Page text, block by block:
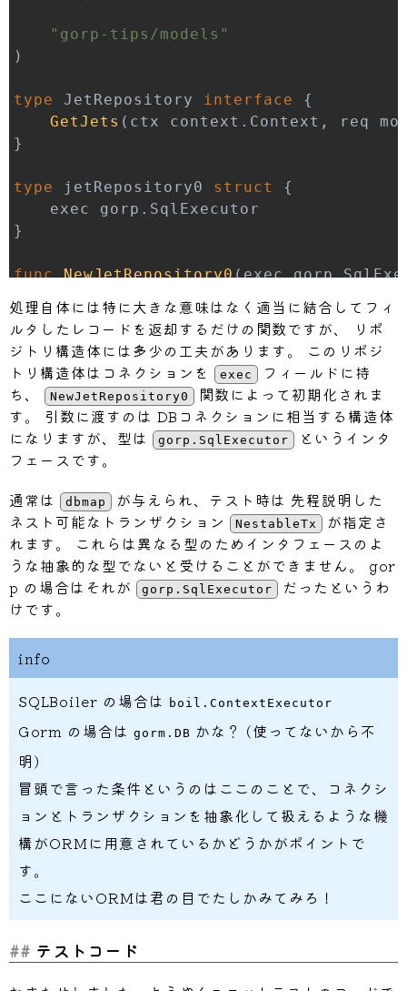
"gorp-tips/models"
)
type JetRepository interface
{
GetJets ( ctx context . Context ,
req
}
type jetRepository0 struct
{
	exec gorp
.
}
func NewJetRepository0(exec gorp.
		exec
: exec,
}
}
func (r *jetRepository0 ) GetJets(ctx
	query
:= "SELECT jets.name AS
	query
+= "FROM jets "
	query
	query
+= "LEFT JOIN
	query
+=
"LEFT JOIN languages ON
	conds
variables := makeCondition
if conds != ""
{
		query
+= "WHERE " +
}
if
_, err := r. exec.Select (&
		log
. Error(err)
return results , nil
}
func
	context
:= map[ string ] interface
if req. Age
処理自体には特に大きな意味はなく適当に結合してフィ
ルタしたレコードを返却するだけの関数ですが、 リポ
ジトリ構造体には多少の工夫があります。 このリポジ
トリ構造体はコネクションを
exec
フィールドに持
ち、
NewJetRepository0
関数によって初期化されま
す。 引数に渡すのは DBコネクションに相当する構造体
になりますが、型は
gorp.SqlExecutor
というインタ
フェースです。
通常は
dbmap
が与えられ、テスト時は 先程説明した
ネスト可能なトランザクション
NestableTx
が指定さ
れます。 これらは異なる型のためインタフェースのよ
うな抽象的な型でないと受けることができません。 gor
p の場合はそれが
gorp.SqlExecutor
だったというわ
けです。
info
SQLBoiler の場合は
boil.ContextExecutor
Gorm の場合は gorm.DB かな？ (使ってないから不
明)
冒頭で言った条件というのはここのことで、コネクシ
ョンとトランザクションを抽象化して扱えるような機
構がORMに用意されているかどうかがポイントで
す。
ここにないORMは君の目でたしかみてみろ！
テストコード